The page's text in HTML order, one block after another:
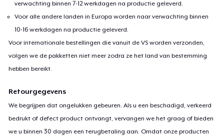
verwachting binnen 7-12 werkdagen na productie geleverd.
Voor alle andere landen in Europa worden naar verwachting binnen
10-16 werkdagen na productie geleverd.
Voor internationale bestellingen die vanuit de VS worden verzonden,
volgen we de pakketten niet meer zodra ze het land van bestemming
hebben bereikt.
Retourgegevens
We begrijpen dat ongelukken gebeuren. Als u een beschadigd, verkeerd
bedrukt of defect product ontvangt, vervangen we het graag of bieden
we u binnen 30 dagen een terugbetaling aan. Omdat onze producten